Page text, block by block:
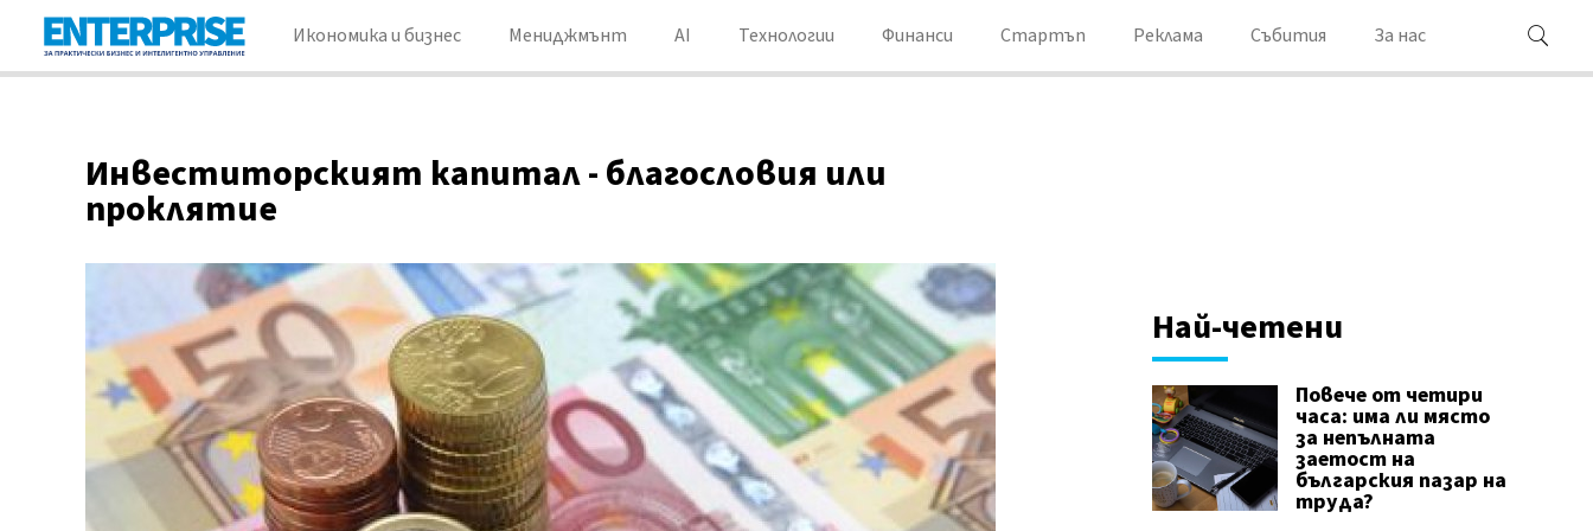
Икономика и бизнес Мениджмънт AI Технологии Финанси Стартъп Реклама Събития За нас
Инвеститорският капитал - благословия или
проклятие
Най-четени
Повече от четири
часа: има ли място
за непълната
заетост на
българския пазар на
труда?